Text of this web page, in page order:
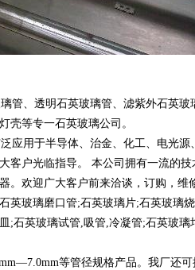
、透明石英玻璃管、滤紫外石英玻
壳等专一石英玻璃公司。
应用于半导体、治金、化工、电光源
客户光临指导。 本公司拥有一流的技
欢迎广大客户前来洽谈，订购，维
英玻璃磨口管;石英玻璃片;石英玻璃
;石英玻璃试管,吸管,冷凝管;石英玻璃
等管径规格产品。我厂还可